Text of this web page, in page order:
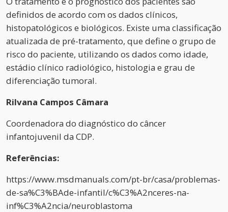
definidos de acordo com os dados clínicos,
histopatológicos e biológicos. Existe uma classificação
atualizada de pré-tratamento, que define o grupo de
risco do paciente, utilizando os dados como idade,
estádio clínico radiológico, histologia e grau de
diferenciação tumoral.
Rilvana Campos Câmara
Coordenadora do diagnóstico do câncer
infantojuvenil da CDP.
Referências:
https://www.msdmanuals.com/pt-br/casa/problemas-
de-sa%C3%BAde-infantil/c%C3%A2nceres-na-
inf%C3%A2ncia/neuroblastoma